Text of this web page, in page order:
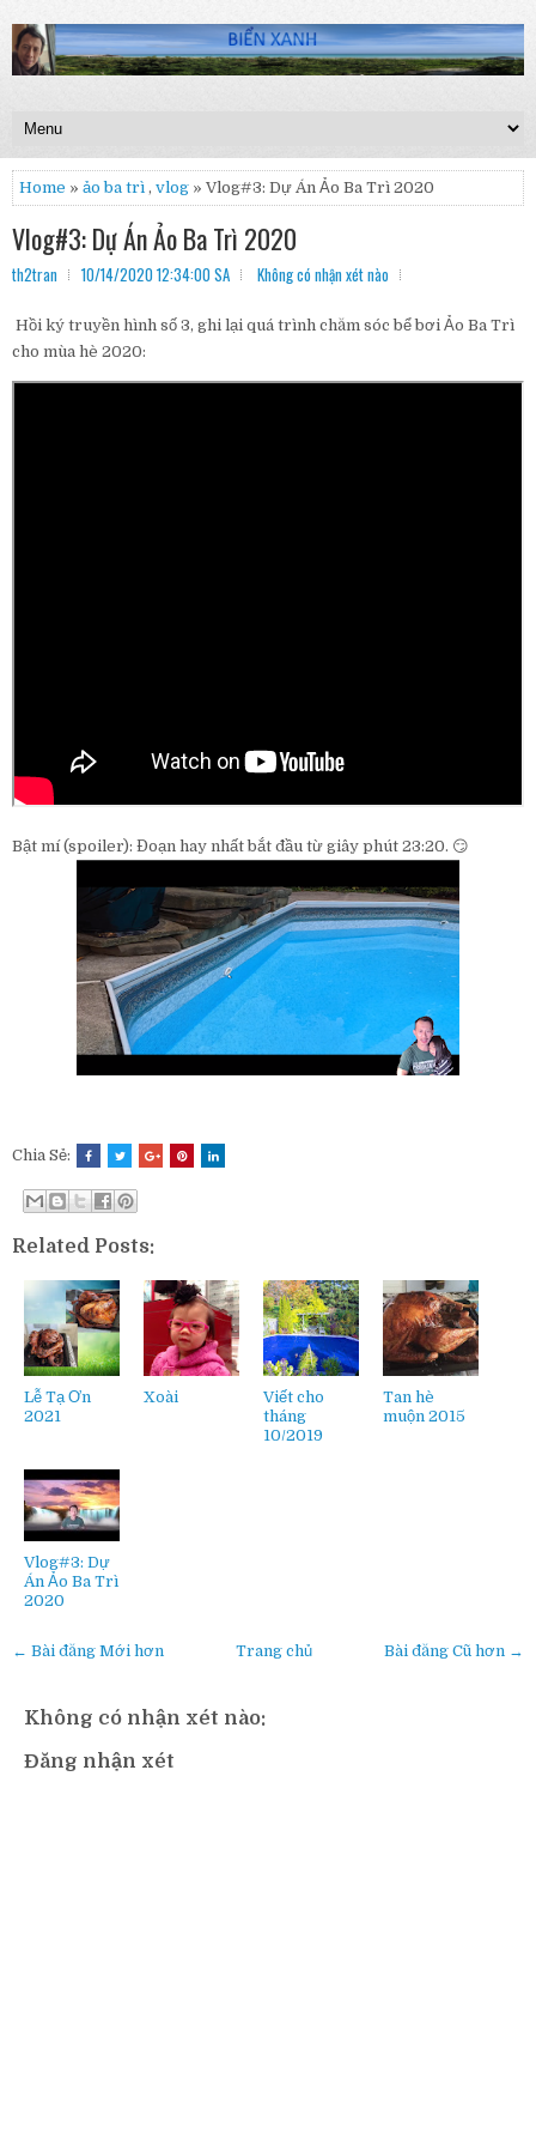
Home » ảo ba trì , vlog » Vlog#3: Dự Án Ảo Ba Trì 2020
Vlog#3: Dự Án Ảo Ba Trì 2020
th2tran 10/14/2020 12:34:00 SA Không có nhận xét nào
Hồi ký truyền hình số 3, ghi lại quá trình chăm sóc bể bơi Ảo Ba Trì
cho mùa hè 2020:
Bật mí (spoiler): Đoạn hay nhất bắt đầu từ giây phút 23:20. 😏
Chia Sẻ:
Related Posts:
Lễ Tạ Ơn
2021
Xoài
Viết cho
tháng
10/2019
Tan hè
muộn 2015
Vlog#3: Dự
Án Ảo Ba Trì
2020
← Bài đăng Mới hơn Bài đăng Cũ hơn →
Trang chủ
Không có nhận xét nào:
Đăng nhận xét